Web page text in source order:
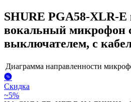
SHURE PGA58-XLR-
вокальный микрофон
выключателем, с
Диаграмма направленности
Скидка
~5%